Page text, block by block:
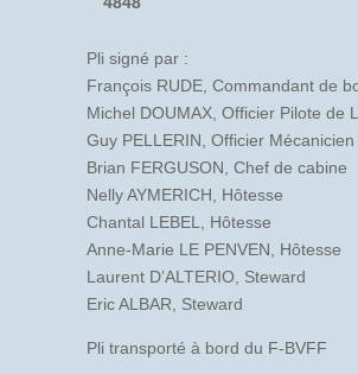
Pli signé par :
François RUDE, Commandant de
Michel DOUMAX, Officier Pilote de
Guy PELLERIN, Officier
Brian FERGUSON, Chef de cabine
Nelly AYMERICH, Hôtesse
Chantal LEBEL, Hôtesse
Anne-Marie LE PENVEN, Hôtesse
Laurent D’ALTERIO, Steward
Eric ALBAR, Steward
Pli transporté à bord du F-BVFF